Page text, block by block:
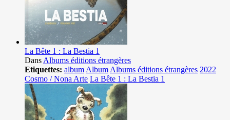
La Bête 1 : La Bestia 1
Dans Albums éditions étrangères
Etiquettes: album Album Albums éditions étrangères 2022
Cosmo / Nona Arte La Bête 1 : La Bestia 1